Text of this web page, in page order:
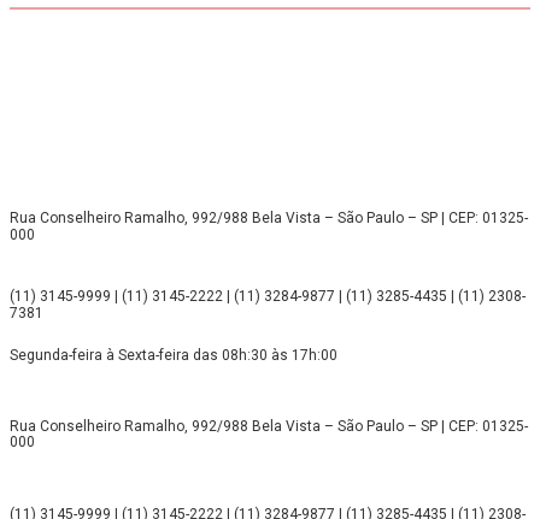
Rua Conselheiro Ramalho, 992/988 Bela Vista – São Paulo – SP | CEP: 01325-
000
(11) 3145-9999 | (11) 3145-2222 | (11) 3284-9877 | (11) 3285-4435 | (11) 2308-
7381
Segunda-feira à Sexta-feira das 08h:30 às 17h:00
Rua Conselheiro Ramalho, 992/988 Bela Vista – São Paulo – SP | CEP: 01325-
000
(11) 3145-9999 | (11) 3145-2222 | (11) 3284-9877 | (11) 3285-4435 | (11) 2308-